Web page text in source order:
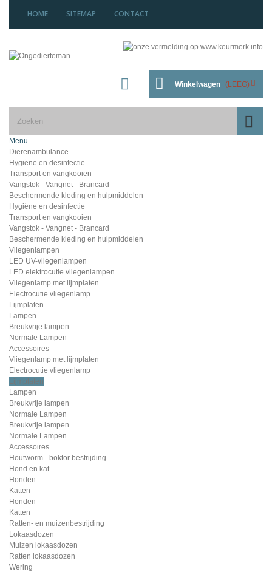
HOME SITEMAP CONTACT
Winkelwagen (LEEG)
Menu
Dierenambulance
Hygiëne en desinfectie
Transport en vangkooien
Vangstok - Vangnet - Brancard
Beschermende kleding en hulpmiddelen
Hygiëne en desinfectie
Transport en vangkooien
Vangstok - Vangnet - Brancard
Beschermende kleding en hulpmiddelen
Vliegenlampen
LED UV-vliegenlampen
LED elektrocutie vliegenlampen
Vliegenlamp met lijmplaten
Electrocutie vliegenlamp
Lijmplaten
Lampen
Breukvrije lampen
Normale Lampen
Accessoires
Vliegenlamp met lijmplaten
Electrocutie vliegenlamp
Lijmplaten
Lampen
Breukvrije lampen
Normale Lampen
Breukvrije lampen
Normale Lampen
Accessoires
Houtworm - boktor bestrijding
Hond en kat
Honden
Katten
Honden
Katten
Ratten- en muizenbestrijding
Lokaasdozen
Muizen lokaasdozen
Ratten lokaasdozen
Wering